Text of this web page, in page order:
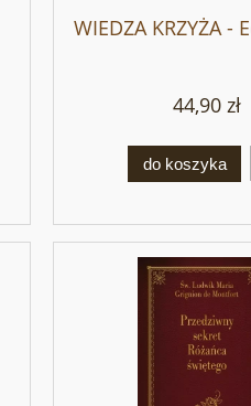
WIEDZA KRZYŻA -
44,90 zł
do koszyka